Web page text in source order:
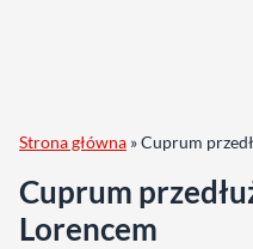
Strona główna »Cuprum
Cuprum
Lorencem